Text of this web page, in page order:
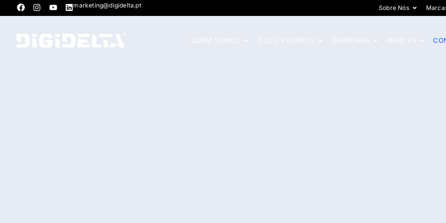
marketing@digidelta.pt Sobre Nós
QUEM SOMOS O QUE FAZEMOS CARREIRAS MARCAS